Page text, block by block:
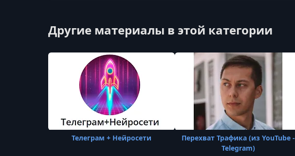
Другие материалы в этой категории
Телеграм + Нейросети
Перехват Трафика (из YouTube -
Telegram)